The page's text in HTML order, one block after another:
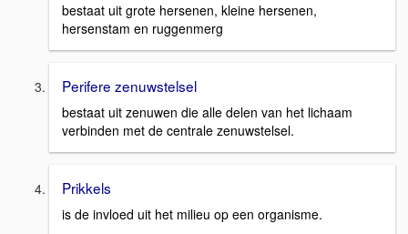
bestaat uit grote hersenen, kleine hersenen,
hersenstam en ruggenmerg
Perifere zenuwstelsel
bestaat uit zenuwen die alle delen van het lichaam
verbinden met de centrale zenuwstelsel.
Prikkels
is de invloed uit het milieu op een organisme.